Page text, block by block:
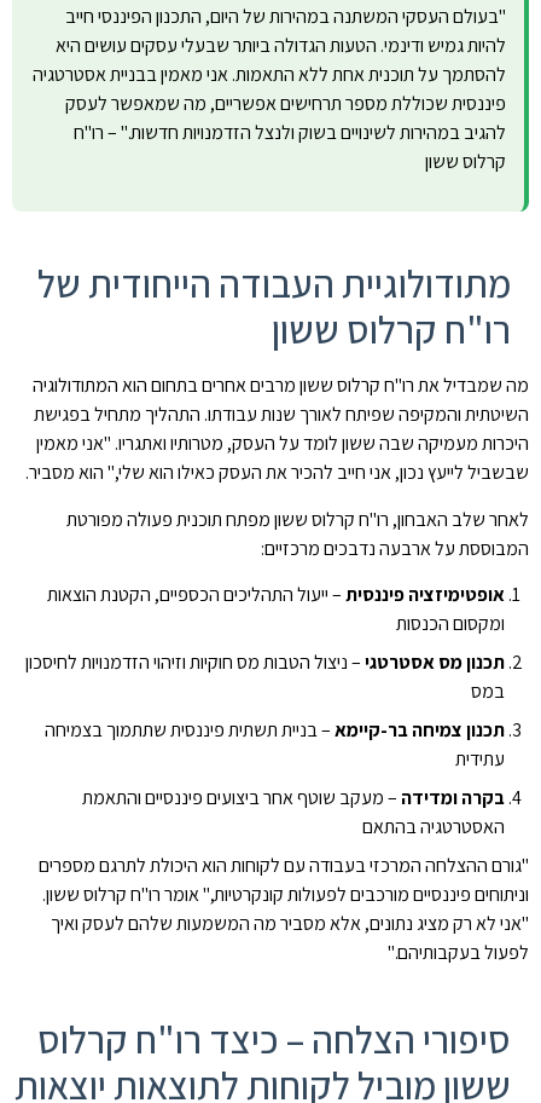
"בעולם העסקי המשתנה במהירות של היום, התכנון הפיננסי חייב
להיות גמיש ודינמי. הטעות הגדולה ביותר שבעלי עסקים עושים היא
להסתמך על תוכנית אחת ללא התאמות. אני מאמין בבניית אסטרטגיה
פיננסית שכוללת מספר תרחישים אפשריים, מה שמאפשר לעסק
להגיב במהירות לשינויים בשוק ולנצל הזדמנויות חדשות." – רו"ח
קרלוס ששון
מתודולוגיית העבודה הייחודית של
רו"ח קרלוס ששון
מה שמבדיל את רו"ח קרלוס ששון מרבים אחרים בתחום הוא המתודולוגיה
השיטתית והמקיפה שפיתח לאורך שנות עבודתו. התהליך מתחיל בפגישת
היכרות מעמיקה שבה ששון לומד על העסק, מטרותיו ואתגריו. "אני מאמין
שבשביל לייעץ נכון, אני חייב להכיר את העסק כאילו הוא שלי," הוא מסביר.
לאחר שלב האבחון, רו"ח קרלוס ששון מפתח תוכנית פעולה מפורטת
המבוססת על ארבעה נדבכים מרכזיים:
אופטימיזציה פיננסית– ייעול התהליכים הכספיים, הקטנת הוצאות
ומקסום הכנסות
תכנון מס אסטרטגי– ניצול הטבות מס חוקיות וזיהוי הזדמנויות לחיסכון
במס
תכנון צמיחה בר-קיימא– בניית תשתית פיננסית שתתמוך בצמיחה
עתידית
בקרה ומדידה – מעקב שוטף אחר ביצועים פיננסיים והתאמת
האסטרטגיה בהתאם
"גורם ההצלחה המרכזי בעבודה עם לקוחות הוא היכולת לתרגם מספרים
וניתוחים פיננסיים מורכבים לפעולות קונקרטיות," אומר רו"ח קרלוס ששון.
"אני לא רק מציג נתונים, אלא מסביר מה המשמעות שלהם לעסק ואיך
לפעול בעקבותיהם."
סיפורי הצלחה – כיצד רו"ח קרלוס
ששון מוביל לקוחות לתוצאות יוצאות